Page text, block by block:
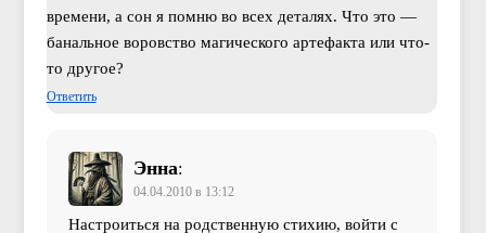
времени, а сон я помню во всех деталях. Что это —
банальное воровство магического артефакта или что-
то другое?
Ответить
Энна:
04.04.2010 в 13:12
Настроиться на родственную стихию, войти с